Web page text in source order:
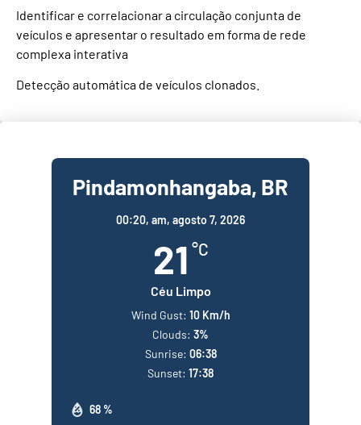
Identificar e correlacionar a circulação conjunta de
veículos e apresentar o resultado em forma de rede
complexa interativa
Detecção automática de veículos clonados.
Pindamonhangaba, BR
00:20, am, agosto 7, 2026
21 °C
Céu Limpo
68 %
Wind Gust: 10 Km/h
Clouds: 3%
Sunrise: 06:38
Sunset: 17:38